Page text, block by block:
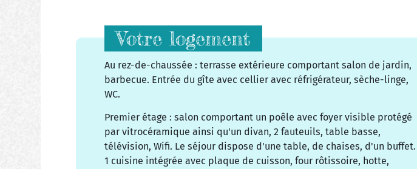
Votre logement
Au rez-de-chaussée : terrasse extérieure comportant salon de jardin,
barbecue. Entrée du gîte avec cellier avec réfrigérateur, sèche-linge,
WC.
Premier étage : salon comportant un poêle avec foyer visible protégé
par vitrocéramique ainsi qu'un divan, 2 fauteuils, table basse,
télévision, Wifi. Le séjour dispose d'une table, de chaises, d'un buffet.
1 cuisine intégrée avec plaque de cuisson, four rôtissoire, hotte,